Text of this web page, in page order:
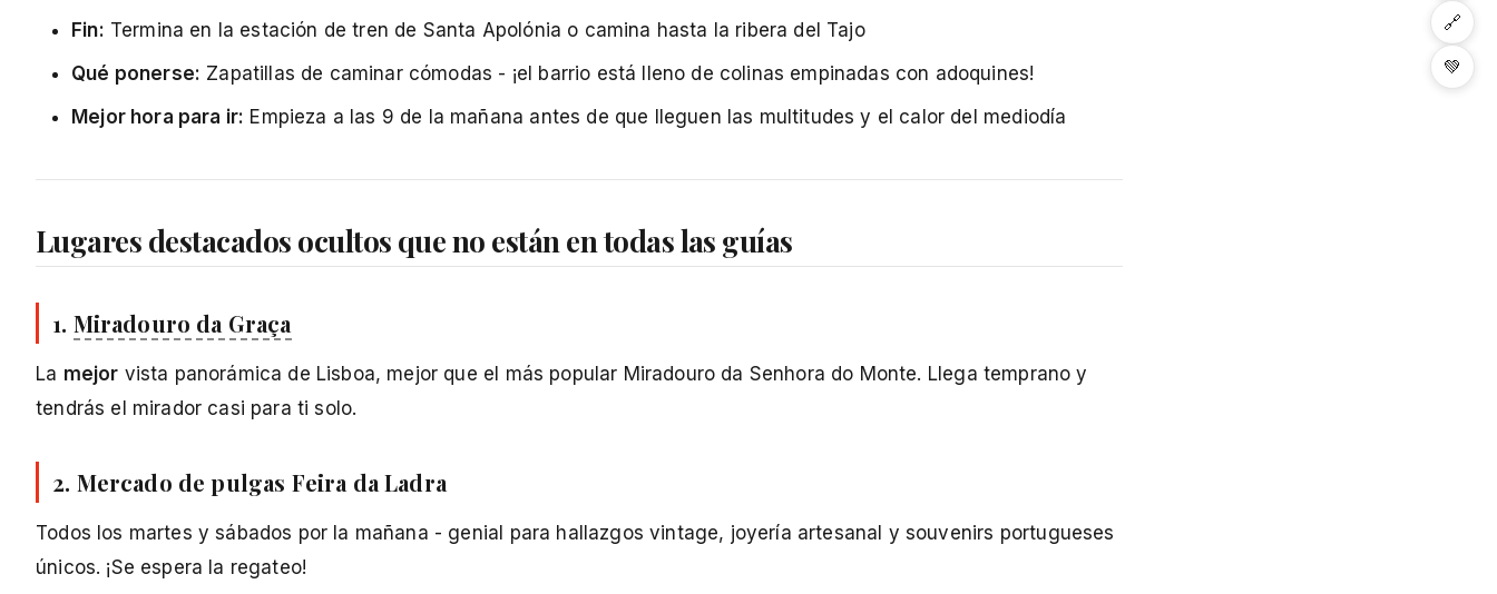
Fin: Termina en la estación de tren de Santa Apolónia o camina hasta la ribera del Tajo
Qué ponerse: Zapatillas de caminar cómodas - ¡el barrio está lleno de colinas empinadas con adoquines!
Mejor hora para ir: Empieza a las 9 de la mañana antes de que lleguen las multitudes y el calor del mediodía
Lugares destacados ocultos que no están en todas las guías
1. Miradouro da Graça
La mejor vista panorámica de Lisboa, mejor que el más popular Miradouro da Senhora do Monte. Llega temprano y
tendrás el mirador casi para ti solo.
2. Mercado de pulgas Feira da Ladra
Todos los martes y sábados por la mañana - genial para hallazgos vintage, joyería artesanal y souvenirs portugueses
únicos. ¡Se espera la regateo!
🔗
💚